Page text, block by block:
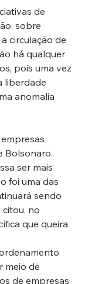
de
sobre
circulação de
há qualquer
pois uma vez
liberdade
anomalia
Bolsonaro.
ser mais
foi uma das
sendo
citou, no
que queira
meio de
de empresas